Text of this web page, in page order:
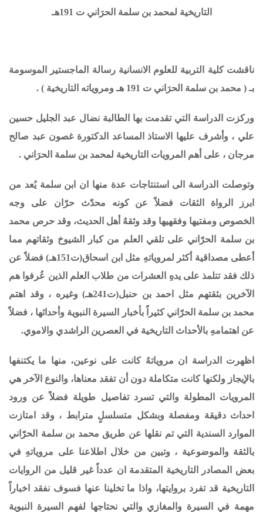
التاريخية لمحمد بن سلمة الحرَاني ت 191هـ
ناقشت كلية التربية للعلوم الانسانية رسالة الماجستير الموسومة
بـ ( محمد بن سلمة الحرَاني ت 191 هـ ومروياته التاريخية ) .
وركزت الدراسة التي تقدمت بها الطالبة نضال عبد الجليل حسين
علي ، وأشرف عليها الاستاذ المساعد الدكتورة غصون عبد صالح
مرجان ، على أهم المرويات التاريخية لمحمد بن سلمة الحرَاني .
وتوصلت الدراسة الى استنتاجات عدة منها ان ابن سلمة يُعد من
ابرز الرواة الثقات فضلاً عن كونه محدّث حرّان على وجه
الخصوص ومفتيها وفقهيها وقد وثقهُ أهل الحديث، وقد حرص محمد
بن سلمة الحرّاني على تلقي العلم من كبار الشيوخ وثقاتهم مما
أعطى مصداقية أكثر لمروياتهِ مثل ابن اسحاق(ت151هـ) فضلاً عن
ذلك فقد تتلمذ على يدهِ العشرات من طلاب العلم الذين عُرفوا هم
الآخرين بثقتهم مثل احمد بن حنبل(ت241هـ) وغيره ، وقد اهتم
محمد بن سلمة الحرّاني كثيراً بأخبار السيرة النبوية وأحداثها ، فضلاً
عن اهتمامهِ بالأحداث التاريخية في العصرين الراشدي والاموي.
اظهرت الدراسة ان مروياتهُ كانت على نوعين، منها ما يكتنفها
بالإيجاز ولكنها كانت متكاملة دون أن تفقد معناها، والنوع الآخر هي
المرويات المطولة والتي تسرد تفاصيل طويلة فضلاً عن ورود
احداث دقيقة ومفصلة وبشكل متسلسلٍ مترابط ، وقد امتازت
الموارد السندية التي تم نقلها عن طريق محمد بن سلمة الحرّاني
بالثقة والموضوعية ، وتبين من خلال اطلاعنا على مروياتهِ في
بعض المصادر التاريخية المتقدمة ان عدداً غير قليل من الروايات
التاريخية قد تفرد بروايتها، واذا ما تخلينا عنها فسوف نفقد اخباراً
مهمة في السيرة والمغازي والتي نحتاجها لفهم السيرة النبوية